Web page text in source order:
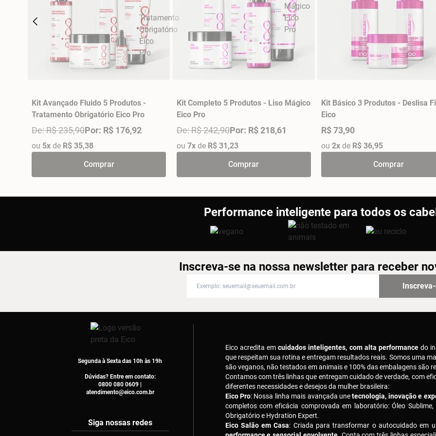
Kit Avançado Fluido 5 Produtos -
Tratamento Obrigatório Eico Pro
De: R$ 235,90Por: R$ 176,92
ou 5x de R$ 35,38
Comprar
Kit Completo 5 Produtos - Liso Mágico
Eico Pro
De: R$ 242,90Por: R$ 218,61
ou 7xde R$ 31,23
Comprar
Kit Básico 3 Produtos - Deslisa
Eico
R$ 73,90
ou 2x de R$ 36,95
Comprar
Performance inteligente para todos os
Inscreva-se na nossa newsletter para receber
Segunda à Sexta das 10h às 19h
Dúvidas? Entre em contato:
0800 080 0609 |
atendimento@eico.com.br
Siga nossas redes
Eico acredita emcuidados inteligentes, com alta performance do
que respeitam sua rotina e entregam resultados reais. Somos uma
são veganos, não testados em animais e 100% das embalagens são
Contamos com três linhas que entregam cuidado de verdade, com
diferentes necessidades e desejos da mulher brasileira:
Eico Pro: Nossa linha mais avançada unetecnologia, inovação e
completos com eficácia comprovada em laboratório: Óleo
Obrigatório e Hydration Expert.
Eico Salão em Casa: Criada para transformar o autocuidado em